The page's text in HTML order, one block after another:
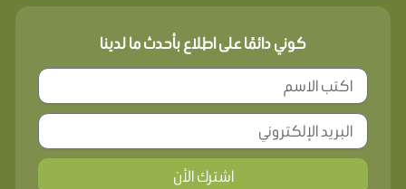
كوني دائمًا على اطلاع بأحدث ما لدينا
اشترك الأن